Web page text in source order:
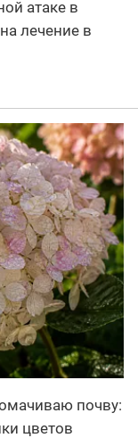
атаке в
лечение в
почву:
цветов